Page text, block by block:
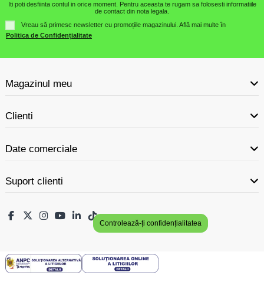
Iti poti desfiinta contul in orice moment. Pentru aceasta te rugam sa folosesti informatiile
de contact din nota legala.
Vreau să primesc newsletter cu promoțiile magazinului. Află mai multe în
Politica de Confidențialitate
Magazinul meu
Clienti
Date comerciale
Suport clienti
Controlează-ți confidențialitatea